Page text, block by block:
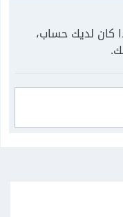
كان لديك حساب،